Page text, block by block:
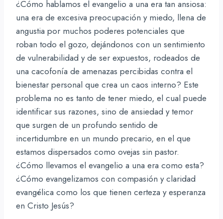
¿Cómo hablamos el evangelio a una era tan ansiosa:
una era de excesiva preocupación y miedo, llena de
angustia por muchos poderes potenciales que
roban todo el gozo, dejándonos con un sentimiento
de vulnerabilidad y de ser expuestos, rodeados de
una cacofonía de amenazas percibidas contra el
bienestar personal que crea un caos interno? Este
problema no es tanto de tener miedo, el cual puede
identificar sus razones, sino de ansiedad y temor
que surgen de un profundo sentido de
incertidumbre en un mundo precario, en el que
estamos dispersados como ovejas sin pastor.
¿Cómo llevamos el evangelio a una era como esta?
¿Cómo evangelizamos con compasión y claridad
evangélica como los que tienen certeza y esperanza
en Cristo Jesús?